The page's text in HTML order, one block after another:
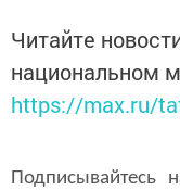
Читайте
национальном
https://max.ru/
Подписывайтесь